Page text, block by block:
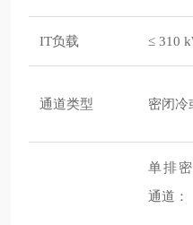
IT负载 ≤ 310
通道类型 密闭冷
单排
通道：